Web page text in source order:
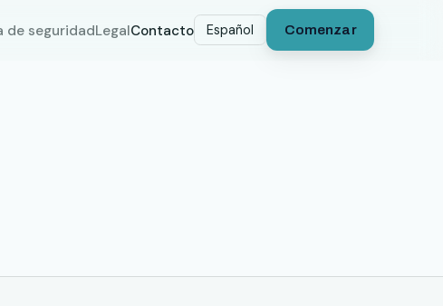
de seguridadLegalContacto Español Comenzar